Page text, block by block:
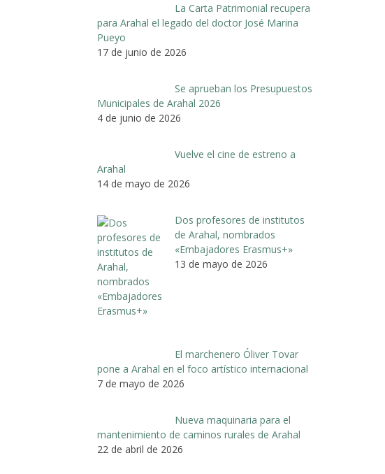
La Carta Patrimonial recupera
para Arahal el legado del doctor José Marina
Pueyo
17 de junio de 2026
Se aprueban los Presupuestos
Municipales de Arahal 2026
4 de junio de 2026
Vuelve el cine de estreno a
Arahal
14 de mayo de 2026
Dos profesores de institutos
de Arahal, nombrados
«Embajadores Erasmus+»
13 de mayo de 2026
El marchenero Óliver Tovar
pone a Arahal en el foco artístico internacional
7 de mayo de 2026
Nueva maquinaria para el
mantenimiento de caminos rurales de Arahal
22 de abril de 2026